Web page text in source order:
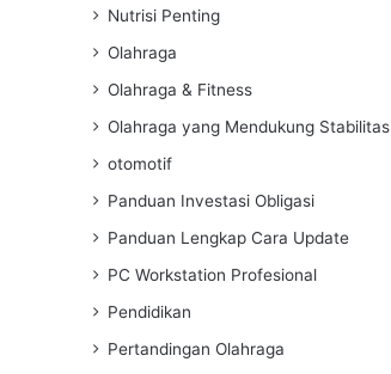
Nutrisi Penting
Olahraga
Olahraga & Fitness
Olahraga yang Mendukung Stabilitas
otomotif
Panduan Investasi Obligasi
Panduan Lengkap Cara Update
PC Workstation Profesional
Pendidikan
Pertandingan Olahraga